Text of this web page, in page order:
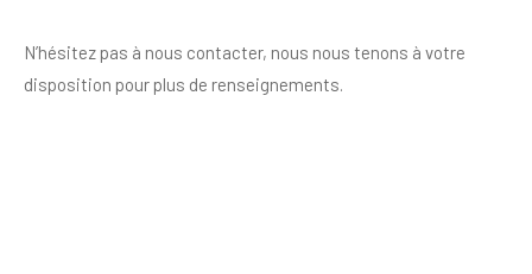
N’hésitez pas à nous contacter, nous nous tenons à votre
disposition pour plus de renseignements.